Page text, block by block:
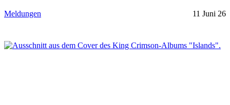
Meldungen 11 Juni 26